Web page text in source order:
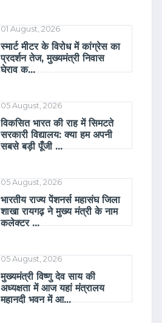
01 August, 2026
स्मार्ट मीटर के विरोध में कांग्रेस का
प्रदर्शन तेज, मुख्यमंत्री निवास
घेराव क...
05 August, 2026
विकसित भारत की राह में सिमटते
सरकारी विद्यालय: क्या हम अपनी
सबसे बड़ी पूँजी ...
05 August, 2026
भारतीय राज्य पेंशनर्स महासंघ जिला
शाखा रायगढ़ ने मुख्य मंत्री के नाम
कलेक्टर ...
05 August, 2026
मुख्यमंत्री विष्णु देव साय की
अध्यक्षता में आज यहां मंत्रालय
महानदी भवन में आ...